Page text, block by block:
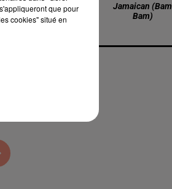
Passe Par Chez
Moi
Jamaican (bam
Bam)
que pour
cookies" situé en